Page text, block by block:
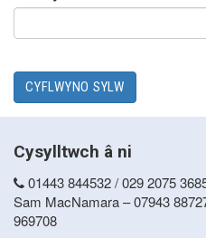
Cysylltwch â ni
01443 844532 / 029 2075
Sam MacNamara – 07943
969708